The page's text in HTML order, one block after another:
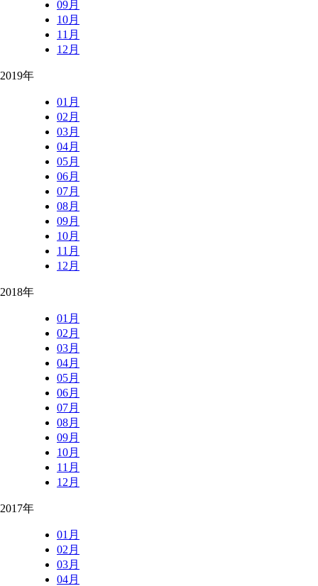
09月
10月
11月
12月
2019年
01月
02月
03月
04月
05月
06月
07月
08月
09月
10月
11月
12月
2018年
01月
02月
03月
04月
05月
06月
07月
08月
09月
10月
11月
12月
2017年
01月
02月
03月
04月